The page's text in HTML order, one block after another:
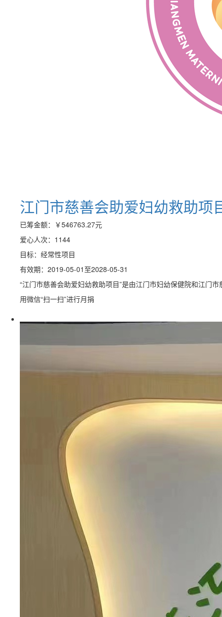
江门市慈善会助爱妇幼救助项
已筹金额： ￥546763.27元
爱心人次：1144
目标：经常性项目
有效期：2019-05-01至2028-05-31
“江门市慈善会助爱妇幼救助项目”是由江门市妇幼保健院和江门
用微信“扫一扫”进行月捐